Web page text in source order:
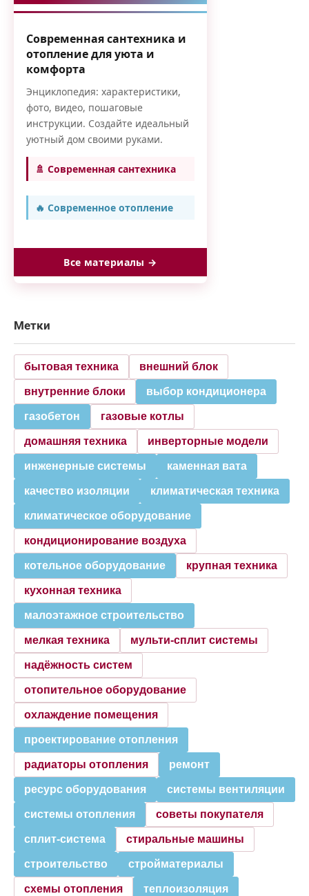
Современная сантехника и
отопление для уюта и
комфорта
Энциклопедия: характеристики,
фото, видео, пошаговые
инструкции. Создайте идеальный
уютный дом своими руками.
🚿 Современная сантехника
🔥 Современное отопление
Все материалы →
Метки
бытовая техника внешний блок
внутренние блоки выбор кондиционера
газобетон газовые котлы
домашняя техника инверторные модели
инженерные системы каменная вата
качество изоляции климатическая техника
климатическое оборудование
кондиционирование воздуха
котельное оборудование крупная техника
кухонная техника
малоэтажное строительство
мелкая техника мульти-сплит системы
надёжность систем
отопительное оборудование
охлаждение помещения
проектирование отопления
радиаторы отопления ремонт
ресурс оборудования системы вентиляции
системы отопления советы покупателя
сплит-система стиральные машины
строительство стройматериалы
схемы отопления теплоизоляция